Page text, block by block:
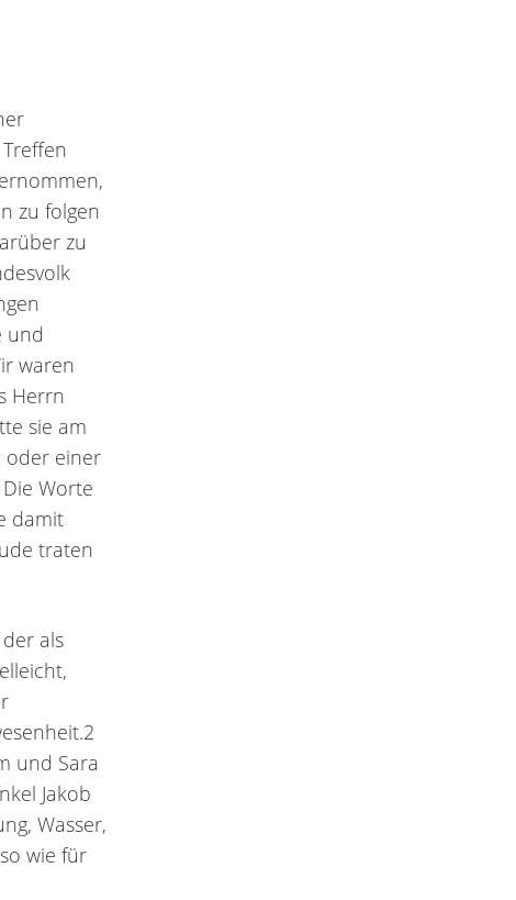
zu folgen
zu
und
waren
Herrn
sie am
oder einer
Worte
damit
traten
als
und Sara
Jakob
Wasser,
wie für